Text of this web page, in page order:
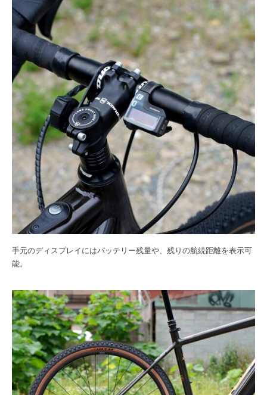
手元のディスプレイにはバッテリー残量や、残りの航続距離を表示可
能。